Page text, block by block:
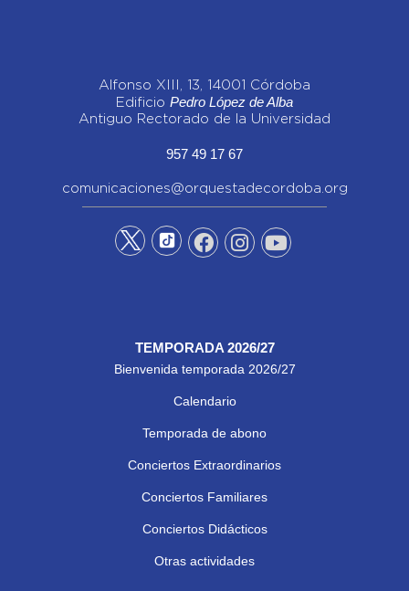
Alfonso XIII, 13, 14001 Córdoba
Edificio Pedro López de Alba
Antiguo Rectorado de la Universidad
957 49 17 67
comunicaciones@orquestadecordoba.org
TEMPORADA 2026/27
Bienvenida temporada 2026/27
Calendario
Temporada de abono
Conciertos Extraordinarios
Conciertos Familiares
Conciertos Didácticos
Otras actividades